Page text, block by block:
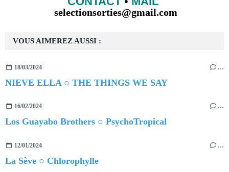
VOUS AIMEREZ AUSSI :
18/03/2024 …
NIEVE ELLA ○ THE THINGS WE SAY
16/02/2024 …
Los Guayabo Brothers ○ PsychoTropical
12/01/2024 …
La Sève ○ Chlorophylle
selectionsorties@gmail.com